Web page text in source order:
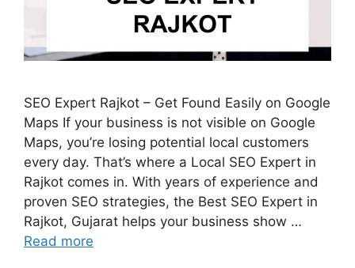
SEO Expert Rajkot – Get Found Easily on Google
Maps If your business is not visible on Google
Maps, you’re losing potential local customers
every day. That’s where a Local SEO Expert in
Rajkot comes in. With years of experience and
proven SEO strategies, the Best SEO Expert in
Rajkot, Gujarat helps your business show …
Read more